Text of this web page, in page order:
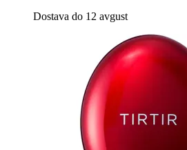
Dostava do 12 avgust